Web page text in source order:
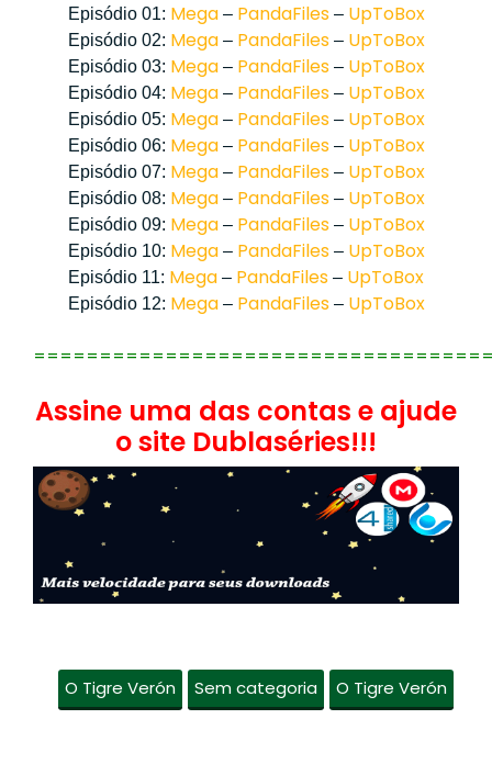
Episódio 01: Mega– PandaFiles– UpToBox
Episódio 02: Mega– PandaFiles– UpToBox
Episódio 03: Mega– PandaFiles– UpToBox
Episódio 04: Mega– PandaFiles– UpToBox
Episódio 05: Mega– PandaFiles– UpToBox
Episódio 06: Mega– PandaFiles– UpToBox
Episódio 07: Mega– PandaFiles– UpToBox
Episódio 08: Mega– PandaFiles– UpToBox
Episódio 09: Mega– PandaFiles– UpToBox
Episódio 10: Mega– PandaFiles– UpToBox
Episódio 11: Mega – PandaFiles – UpToBox
Episódio 12: Mega– PandaFiles– UpToBox
Assine uma das contas e ajude
o site Dublaséries!!!
O Tigre Verón Sem categoria O Tigre Verón